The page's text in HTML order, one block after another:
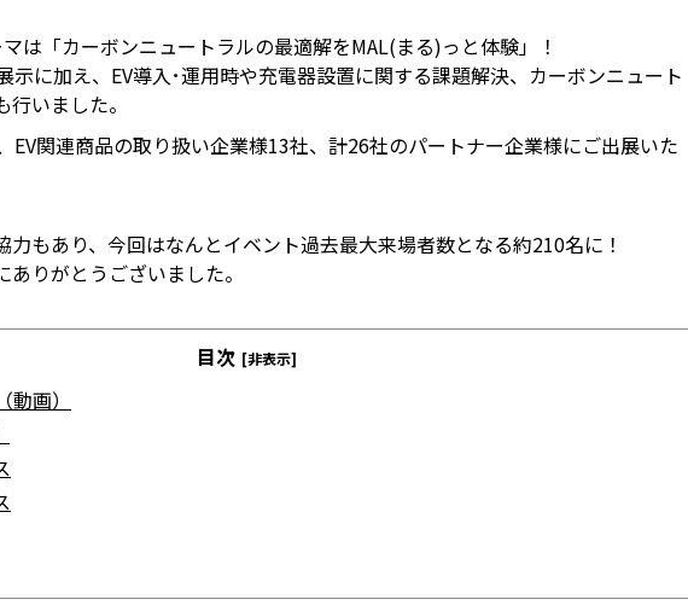
は「カーボンニュートラルの最適解をMAL(まる)っと体験」！
示に加え、EV導入･運用時や充電器設置に関する課題解決、カーボンニュート
いました。
EV関連商品の取り扱い企業様13社、計26社のパートナー企業様にご出展いた
力もあり、今回はなんとイベント過去最大来場者数となる約210名に！
りがとうございました。
目次 [非表示]
画）